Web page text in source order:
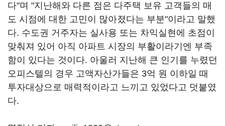
다"며 "지난해와 다른 점은 다주택 보유 고객들의 매
도 시점에 대한 고민이 많아졌다는 부분"이라고 말했
다. 수도권 거주자는 실사용 또는 차익실현에 초점이
맞춰져 있어 아직 아파트 시장의 부활이라기엔 부족
함이 있다는 것이다. 아울러 지난해 큰 인기를 누렸던
오피스텔의 경우 고액자산가들은 3억 원 이하일 때
투자대상으로 매력적이라고 느끼고 있었다고 덧붙였
다.